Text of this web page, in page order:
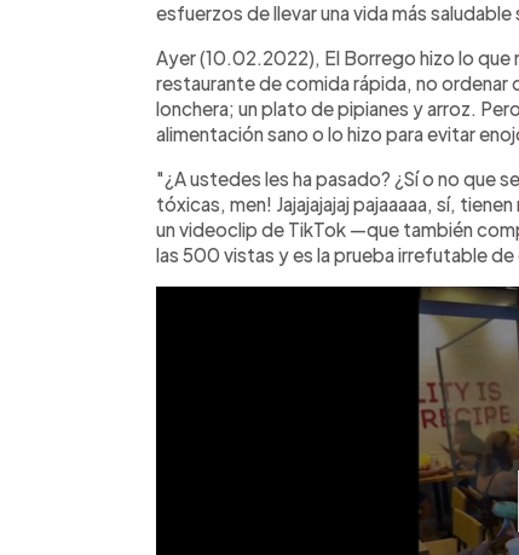
esfuerzos de llevar una vida más
Ayer (10.02.2022), El Borrego hizo lo que
restaurante de comida rápida, no ordenar
lonchera; un plato de pipianes y arroz.
alimentación sano o lo hizo para evitar
"¿A ustedes les ha pasado? ¿Sí o no que
tóxicas, men! Jajajajajaj pajaaaaa, sí,
un videoclip de TikTok —que también
las 500 vistas y es la prueba irrefutable